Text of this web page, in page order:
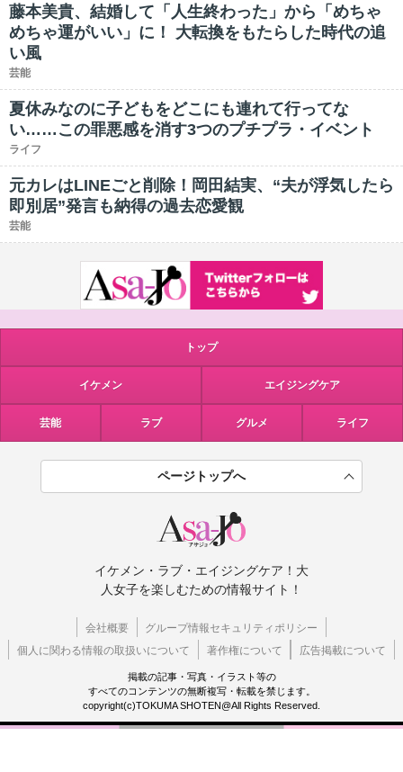
藤本美貴、結婚して「人生終わった」から「めちゃ
めちゃ運がいい」に！ 大転換をもたらした時代の追
い風
芸能
夏休みなのに子どもをどこにも連れて行ってな
い……この罪悪感を消す3つのプチプラ・イベント
ライフ
元カレはLINEごと削除！岡田結実、“夫が浮気したら
即別居”発言も納得の過去恋愛観
芸能
トップ
イケメン エイジングケア
芸能 ラブ グルメ ライフ
ページトップへ
イケメン・ラブ・エイジングケア！大
人女子を楽しむための情報サイト！
会社概要
グループ情報セキュリティポリシー
個人に関わる情報の取扱いについて
著作権について 広告掲載について
掲載の記事・写真・イラスト等の
すべてのコンテンツの無断複写・転載を禁じます。
copyright(c)TOKUMA SHOTEN@All Rights Reserved.